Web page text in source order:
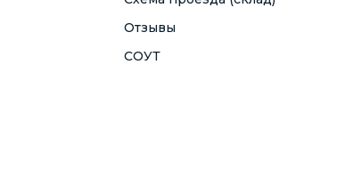
Отзывы
СОУТ